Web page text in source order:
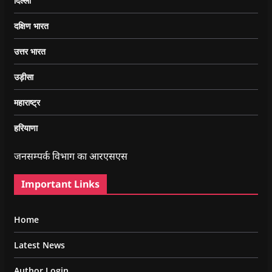
दक्षिण भारत
उत्तर भारत
उड़ीसा
महाराष्ट्र
हरियाणा
जनसम्पर्क विभाग का आरएसएस
Important Links
Home
Latest News